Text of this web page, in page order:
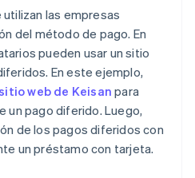
las empresas
del método de pago. En
pueden usar un sitio
En este ejemplo,
web de Keisanpara
un pago diferido. Luego,
de los pagos diferidos con
un préstamo con tarjeta.